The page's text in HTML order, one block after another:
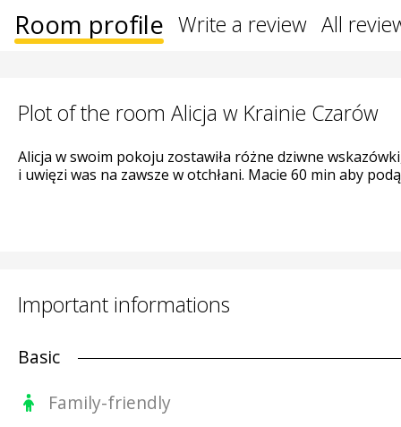
Room profile Write a review All
Plot of the room Alicja w Krainie Czarów
Alicja w swoim pokoju zostawiła różne dziwne
i uwięzi was na zawsze w otchłani. Macie 60 min aby
Important informations
Basic
Family-friendly